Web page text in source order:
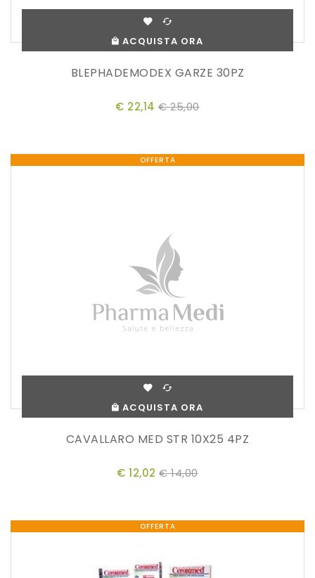
ACQUISTA ORA
BLEPHADEMODEX GARZE 30PZ
€ 22,14 € 25,00
OFFERTA
ACQUISTA ORA
CAVALLARO MED STR 10X25 4PZ
€ 12,02 € 14,00
OFFERTA